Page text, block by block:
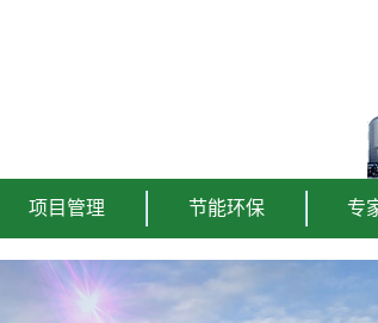
项目管理 节能环保 专